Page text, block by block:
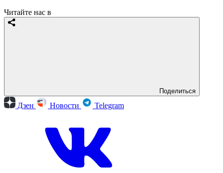
Читайте нас в
Поделиться
Дзен Новости Telegram